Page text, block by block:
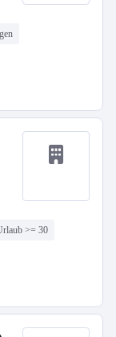
>= 30